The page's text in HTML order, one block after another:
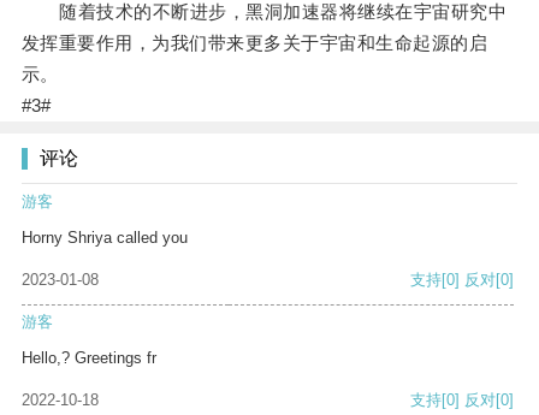
随着技术的不断进步，黑洞加速器将继续在宇宙研究中
发挥重要作用，为我们带来更多关于宇宙和生命起源的启
示。
#3#
评论
游客
Horny Shriya called you
2023-01-08 支持[0] 反对[0]
游客
Hello,? Greetings fr
2022-10-18 支持[0] 反对[0]